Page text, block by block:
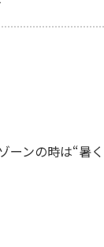
ンの時は“暑く